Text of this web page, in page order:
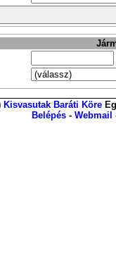
Kisvasutak Baráti Köre
Belépés - Webmail